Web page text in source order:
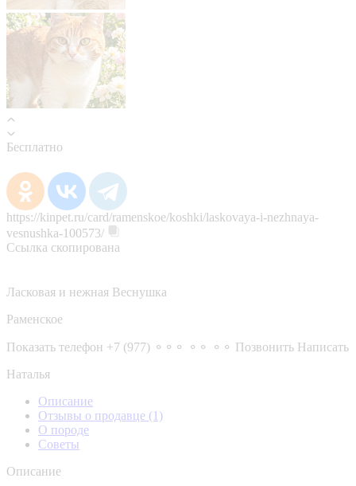
Бесплатно
https://kinpet.ru/card/ramenskoe/koshki/laskovaya-i-nezhnaya-
vesnushka-100573/
Ссылка скопирована
Ласковая и нежная Веснушка
Раменское
Показать телефон +7 (977) ⚬⚬⚬ ⚬⚬ ⚬⚬ Позвонить Написать
Наталья
Описание
Отзывы о продавце (1)
О породе
Советы
Описание